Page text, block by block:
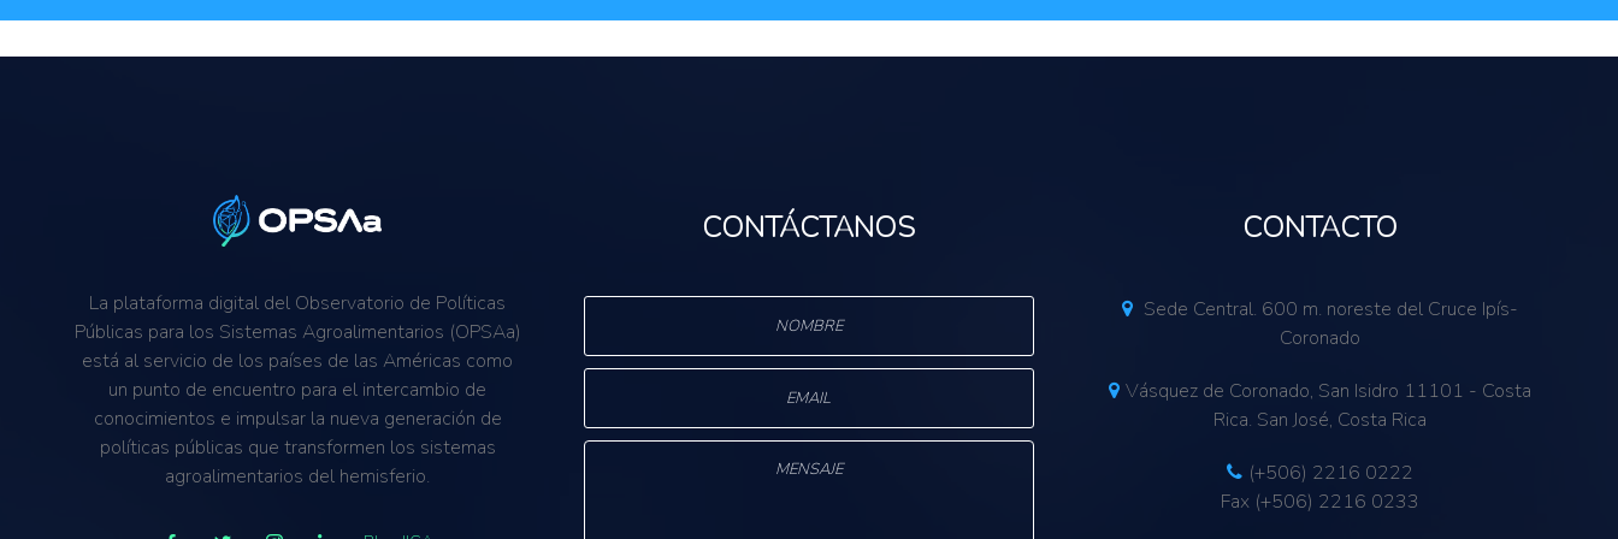
La plataforma digital del Observatorio de Políticas
Públicas para los Sistemas Agroalimentarios (OPSAa)
está al servicio de los países de las Américas como
un punto de encuentro para el intercambio de
conocimientos e impulsar la nueva generación de
políticas públicas que transformen los sistemas
agroalimentarios del hemisferio.
CONTÁCTANOS CONTACTO
Sede Central. 600 m. noreste del Cruce Ipís-
Coronado
Vásquez de Coronado, San Isidro 11101 - Costa
Rica. San José, Costa Rica
(+506) 2216 0222
Fax (+506) 2216 0233